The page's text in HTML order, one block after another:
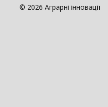
© 2026 Аграрні інновації